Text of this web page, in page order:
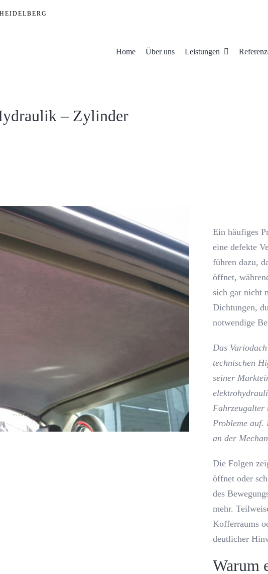
Home Über uns Leistungen
– Zylinder
Ein häufiges
eine defekte
führen dazu,
öffnet,
sich gar nicht
Dichtungen,
notwendige
Das
technischen
seiner
Fahrzeugalter
Probleme auf.
an der
Die Folgen
öffnet oder
des
mehr.
Kofferraums
deutlicher
Warum